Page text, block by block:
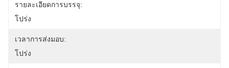
รายละเอียดการบรรจุ:
โปร่ง
เวลาการส่งมอบ:
โปร่ง